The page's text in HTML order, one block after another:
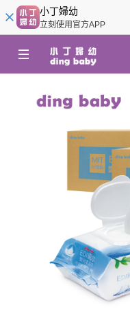
小丁婦幼
立刻使用官方APP